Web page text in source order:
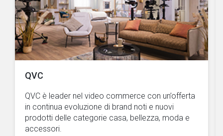
QVC
QVC è leader nel video commerce con un’offerta
in continua evoluzione di brand noti e nuovi
prodotti delle categorie casa, bellezza, moda e
accessori.